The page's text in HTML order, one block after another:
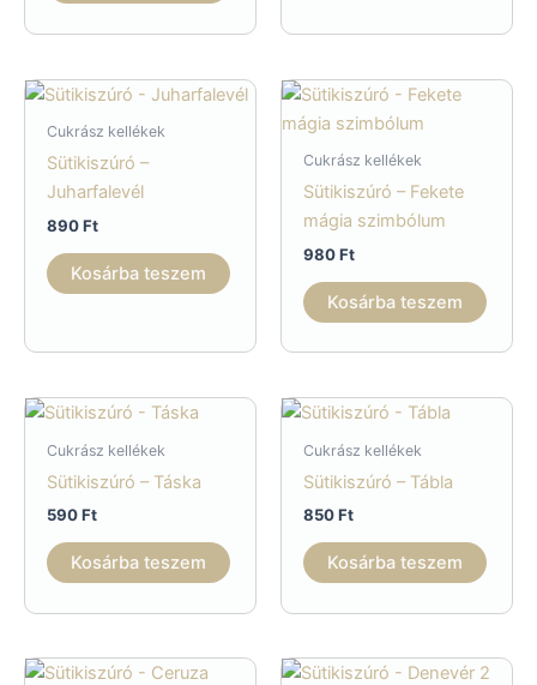
Cukrász kellékek
Sütikiszúró –
Juharfalevél
890Ft
Kosárba teszem
Cukrász kellékek
Sütikiszúró – Fekete
mágia szimbólum
980Ft
Kosárba teszem
Cukrász kellékek
Sütikiszúró – Táska
590Ft
Kosárba teszem
Cukrász kellékek
Sütikiszúró – Tábla
850Ft
Kosárba teszem